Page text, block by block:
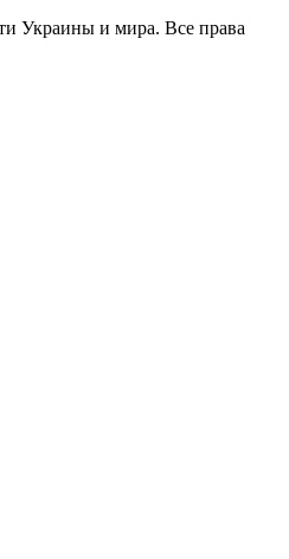
Украины и мира. Все права